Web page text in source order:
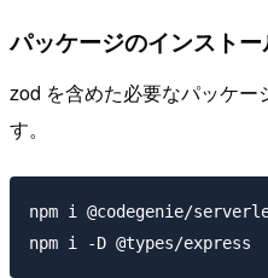
パッケージのインスト
zod を含めた必要なパッケー
す。
npm i @codegenie/